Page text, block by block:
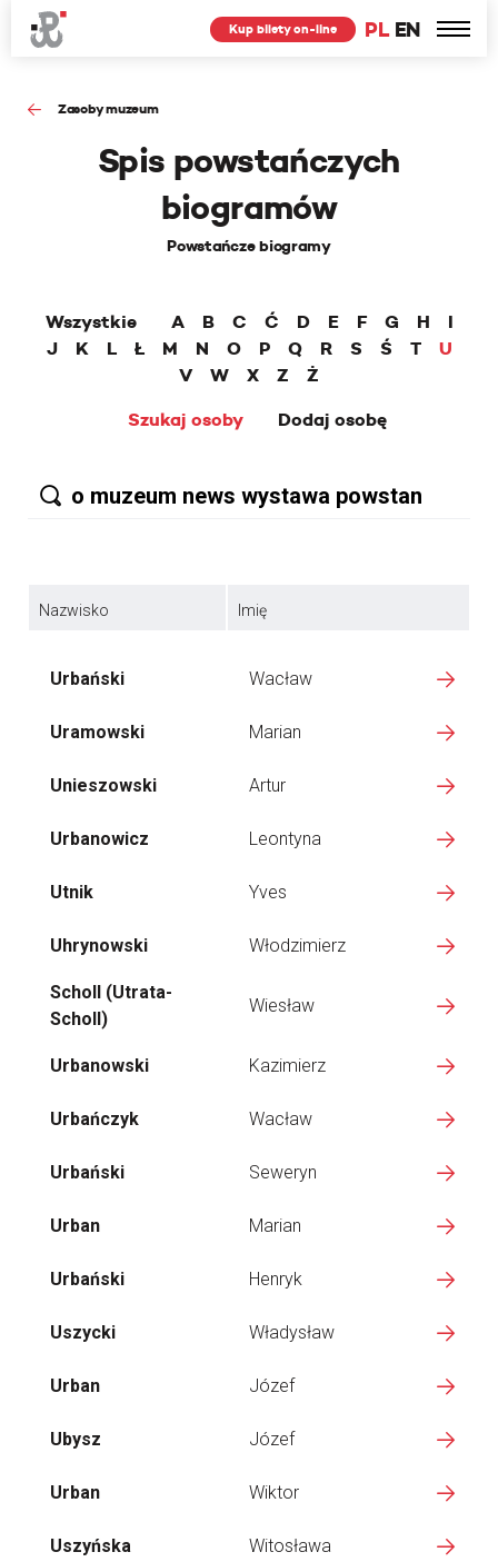
PL EN
Kup bilety on-line
Zasoby muzeum
Spis powstańczych
biogramów
Powstańcze biogramy
Wszystkie A B C Ć D E F G H
I
J
K L Ł M N O P Q R S Ś T
U
V
W X Z
Ż
Szukaj osoby
Dodaj osobę
Nazwisko Imię
Urbański Wacław
Uramowski Marian
Unieszowski Artur
Urbanowicz Leontyna
Utnik Yves
Uhrynowski Włodzimierz
Scholl (Utrata-
Scholl)
Wiesław
Urbanowski Kazimierz
Urbańczyk Wacław
Urbański Seweryn
Urban Marian
Urbański Henryk
Uszycki Władysław
Urban Józef
Ubysz Józef
Urban Wiktor
Uszyńska Witosława